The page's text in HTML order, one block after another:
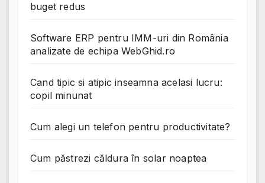
buget redus
Software ERP pentru IMM-uri din România
analizate de echipa WebGhid.ro
Cand tipic si atipic inseamna acelasi lucru:
copil minunat
Cum alegi un telefon pentru productivitate?
Cum păstrezi căldura în solar noaptea